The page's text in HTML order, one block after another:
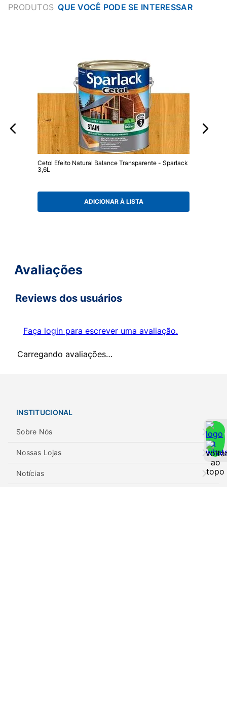
PRODUTOS
Cetol Efeito Natural Balance Transparente - Sparlack
3,6L
ADICIONAR À LISTA
Avaliações
Reviews dos usuários
Faça login para escrever uma avaliação.
Carregando avaliações…
INSTITUCIONAL
Sobre Nós
Nossas Lojas
Notícias